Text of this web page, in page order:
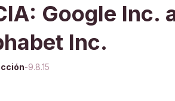
Google lnc.
Inc.
-9.8.15